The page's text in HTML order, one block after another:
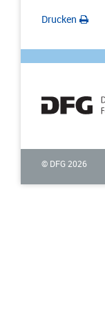
Drucken
© DFG 2026